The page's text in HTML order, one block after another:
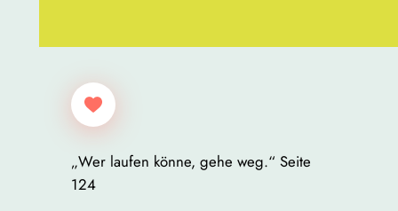
„Wer laufen könne, gehe weg.“ Seite
124